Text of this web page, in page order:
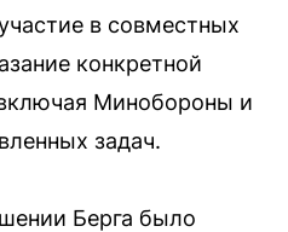
в совместных
конкретной
Минобороны и
задач.
Берга было